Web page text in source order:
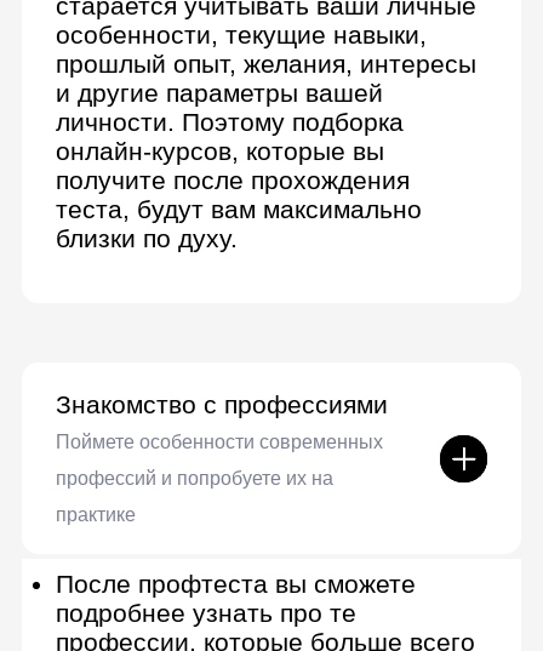
Ваши инструменты: Adobe
Illustrator, Adobe Photoshop, Adobe
InDesign, Figma
Работа с растровой и векторной
графикой
Конкурентный и пользовательский
анализ
Создание фирменного стиля,
ребрендинг и рестайлинг
Брифинг и выявление
Дизайн для диджитал-носителей
Предпечатная подготовка